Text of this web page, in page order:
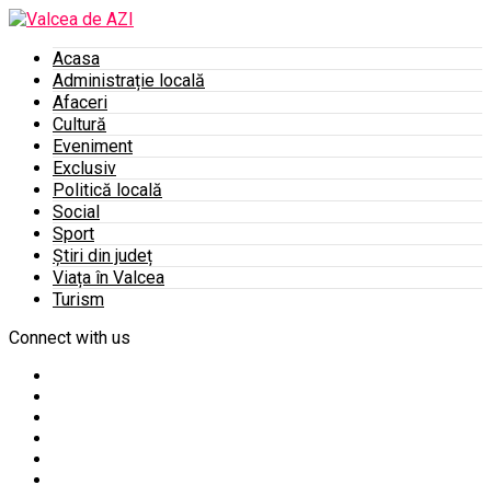
Acasa
Administrație locală
Afaceri
Cultură
Eveniment
Exclusiv
Politică locală
Social
Sport
Știri din județ
Viața în Valcea
Turism
Connect with us